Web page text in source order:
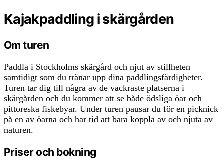
Kajakpaddling i skärgården
Om turen
Paddla i Stockholms skärgård och njut av stillheten
samtidigt som du tränar upp dina paddlingsfärdigheter.
Turen tar dig till några av de vackraste platserna i
skärgården och du kommer att se både ödsliga öar och
pittoreska fiskebyar. Under turen pausar du för en picknick
på en av öarna och har tid att bara koppla av och njuta av
naturen.
Priser och bokning